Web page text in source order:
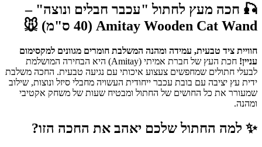
🎣 חכה מעץ לחתול "עכבר חבלים ונוצה" –
Amitay Wooden Cat Wand (40 ס"מ) 🐭
חוויית ציד טבעית, עמידה ומהנה המשלבת חומרים מגוונים למקסימום
עניין!
חכת העץ של חברת אמיתי (Amitay) היא הבחירה המושלמת
לבעלי חתולים שמחפשים צעצוע איכותי עם נגיעה טבעית. החכה משלבת
ידית עץ יציבה עם בובת עכבר ייחודית העשויה מחבלי סיזל ונוצות, שילוב
שמעורר את כל החושים של החתול ומבטיח שעות של משחק אקטיבי
ומהנה.
✨ למה החתול שלכם יאהב את החכה הזו?